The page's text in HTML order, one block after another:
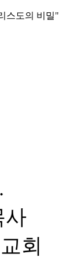
스도의 비밀"
사
회